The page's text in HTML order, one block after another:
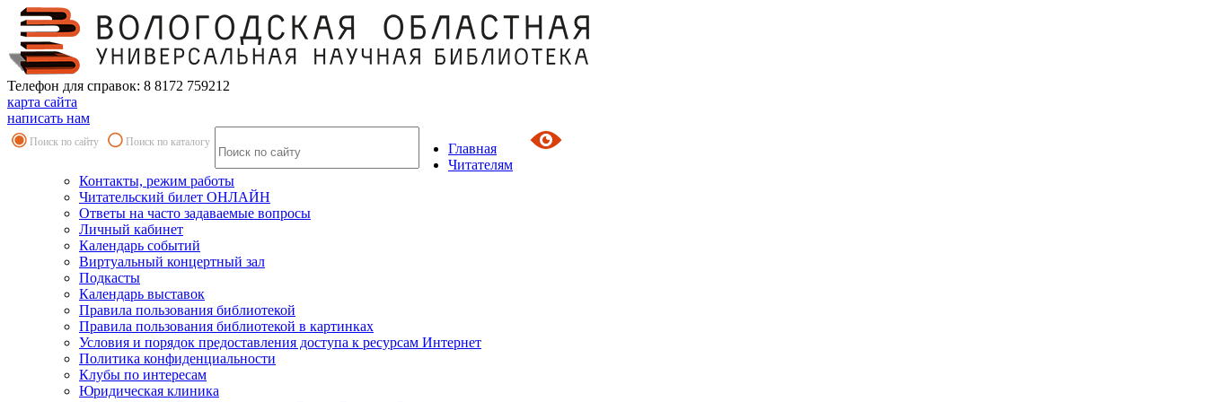
Телефон для справок: 8 8172 759212
карта сайта
написать нам
Поиск по сайту Поиск по каталогу
Главная
Читателям
Контакты, режим работы
Читательский билет ОНЛАЙН
Ответы на часто задаваемые вопросы
Личный кабинет
Календарь событий
Виртуальный концертный зал
Подкасты
Календарь выставок
Правила пользования библиотекой
Правила пользования библиотекой в картинках
Условия и порядок предоставления доступа к ресурсам Интернет
Политика конфиденциальности
Клубы по интересам
Юридическая клиника